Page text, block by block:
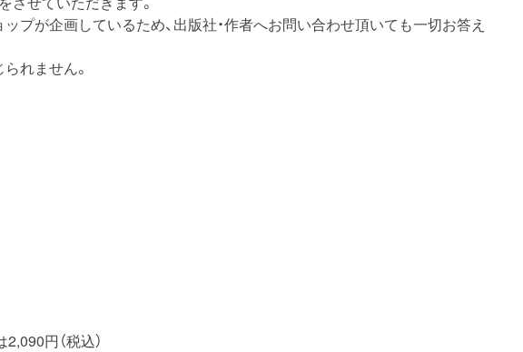
プが企画しているため、出版社・作者へお問い合わせ頂いても一切お答え
れません。
円（税込）